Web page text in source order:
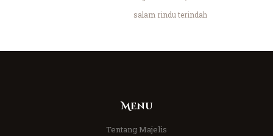
salam rindu terindah
Menu
Tentang Majelis